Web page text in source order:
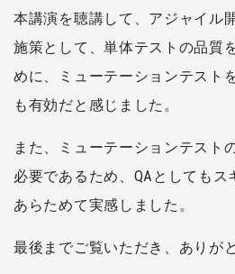
本講演を聴講して、アジャイル
施策として、単体テストの品質
めに、ミューテーションテスト
も有効だと感じました。
また、ミューテーションテスト
必要であるため、QAとしても
あらためて実感しました。
最後までご覧いただき、ありが